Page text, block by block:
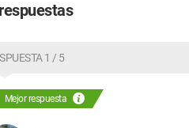
1 / 5
Mejor respuesta